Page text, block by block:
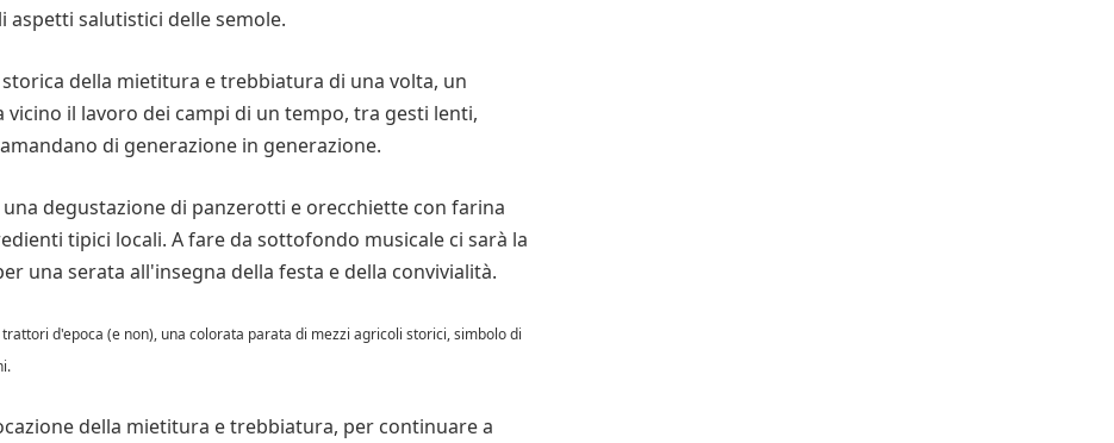
aspetti salutistici delle semole.
della mietitura e trebbiatura di una volta, un
il lavoro dei campi di un tempo, tra gesti lenti,
di generazione in generazione.
degustazione di panzerotti e orecchiette con farina
tipici locali. A fare da sottofondo musicale ci sarà la
una serata all'insegna della festa e della convivialità.
d'epoca (e non), una colorata parata di mezzi agricoli storici, simbolo di
della mietitura e trebbiatura, per continuare a